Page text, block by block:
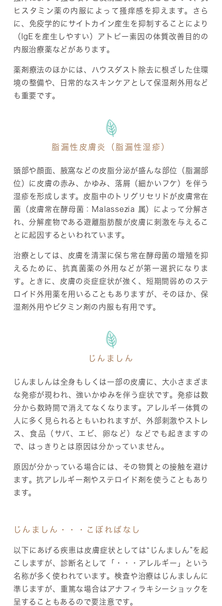
ヒスタミン薬の内服によって掻痒感を抑えます。さら
に、免疫学的にサイトカイン産生を抑制することにより
（lgEを産生しやすい）アトピー素因の体質改善目的の
内服治療薬などがあります。
薬剤療法のほかには、ハウスダスト除去に根ざした住環
境の整備や、日常的なスキンケアとして保湿剤外用など
も重要です。
脂漏性皮膚炎（脂漏性湿疹）
頭部や顔面、腋窩などの皮脂分泌が盛んな部位（脂漏部
位）に皮膚の赤み、かゆみ、落屑（細かいフケ）を伴う
湿疹を形成します。皮脂中のトリグリセリドが皮膚常在
菌（皮膚常在酵母菌：Malassezia 属）によって分解さ
れ、分解産物である遊離脂肪酸が皮膚に刺激を与えるこ
とに起因するといわれています。
治療としては、皮膚を清潔に保ち常在酵母菌の増殖を抑
えるために、抗真菌薬の外用などが第一選択になりま
す。ときに、皮膚の炎症症状が強く、短期間弱めのステ
ロイド外用薬を用いることもありますが、そのほか、保
湿剤外用やビタミン剤の内服も有用です。
じんましん
じんましんは全身もしくは一部の皮膚に、大小さまざま
な発疹が現われ、強いかゆみを伴う症状です。発疹は数
分から数時間で消えてなくなります。アレルギー体質の
人に多く見られるともいわれますが、外部刺激やストレ
ス、食品（サバ、エビ、卵など）などでも起きますの
で、はっきりとは原因は分かっていません。
原因が分かっている場合には、その物質との接触を避け
ます。抗アレルギー剤やステロイド剤を使うこともあり
ます。
じんましん・・・こぼればなし
以下にあげる疾患は皮膚症状としては“じんましん”を起
こしますが、診断名として「・・・アレルギー」という
名称が多く使われています。検査や治療はじんましんに
準じますが、重篤な場合はアナフィラキシーショックを
呈することもあるので要注意です。